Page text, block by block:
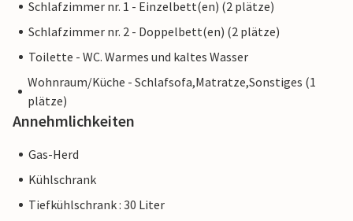
Schlafzimmer nr. 1 - Einzelbett(en) (2 plätze)
Schlafzimmer nr. 2 - Doppelbett(en) (2 plätze)
Toilette - WC. Warmes und kaltes Wasser
Wohnraum/Küche - Schlafsofa,Matratze,Sonstiges (1
plätze)
Annehmlichkeiten
Gas-Herd
Kühlschrank
Tiefkühlschrank : 30 Liter